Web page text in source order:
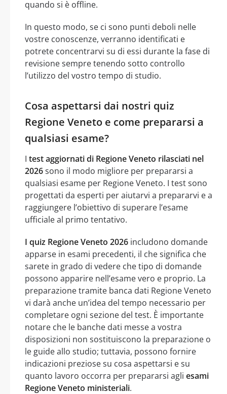
quando si è offline.
In questo modo, se ci sono punti deboli nelle
vostre conoscenze, verranno identificati e
potrete concentrarvi su di essi durante la fase di
revisione sempre tenendo sotto controllo
l’utilizzo del vostro tempo di studio.
Cosa aspettarsi dai nostri quiz
Regione Veneto e come prepararsi a
qualsiasi esame?
I test aggiornati di Regione Veneto rilasciati nel
2026sono il modo migliore per prepararsi a
qualsiasi esame per Regione Veneto. I test sono
progettati da esperti per aiutarvi a prepararvi e a
raggiungere l’obiettivo di superare l’esame
ufficiale al primo tentativo.
I quiz Regione Veneto 2026 includono domande
apparse in esami precedenti, il che significa che
sarete in grado di vedere che tipo di domande
possono apparire nell’esame vero e proprio. La
preparazione tramite banca dati Regione Veneto
vi darà anche un’idea del tempo necessario per
completare ogni sezione del test. È importante
notare che le banche dati messe a vostra
disposizioni non sostituiscono la preparazione o
le guide allo studio; tuttavia, possono fornire
indicazioni preziose su cosa aspettarsi e su
quanto lavoro occorra per prepararsi agli esami
Regione Veneto ministeriali.